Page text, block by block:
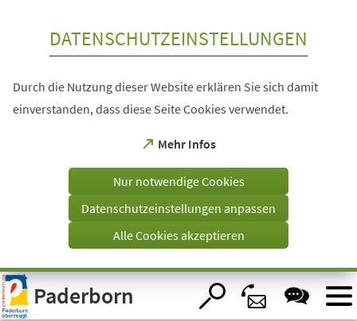
Visuelle
Assistenzsoftware
öffnen.
DATENSCHUTZEINSTELLUNGEN
Durch die Nutzung dieser Website erklären Sie sich damit
einverstanden, dass diese Seite Cookies verwendet.
Mehr Infos
(Öffnet
einem
Tab)
Nur notwendige Cookies
Datenschutzeinstellungen anpassen
Alle Cookies akzeptieren
Paderborn